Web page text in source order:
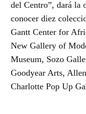
del Centro”, dará la
conocer diez
Gantt Center for
New Gallery of
Museum, Sozo
Goodyear Arts,
Charlotte Pop Up